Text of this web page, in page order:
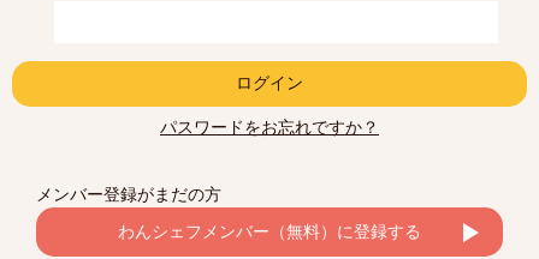
ログイン
パスワードをお忘れですか？
メンバー登録がまだの方
わんシェフメンバー（無料）に登録する